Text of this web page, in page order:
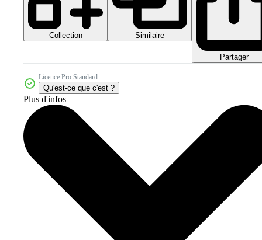
Collection Similaire
Partager
Licence Pro Standard
Qu'est-ce que c'est ?
Plus d'infos